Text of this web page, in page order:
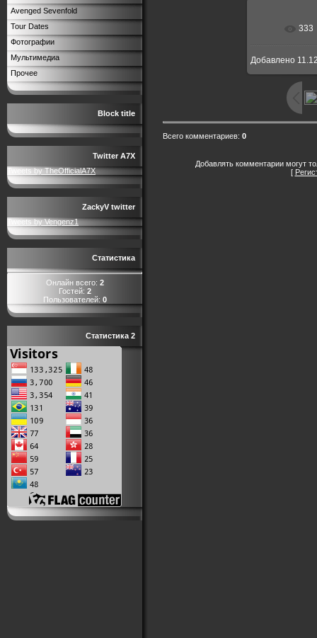
Avenged Sevenfold
Tour Dates
Фотографии
Мультимедиа
Прочее
Block title
Twitter A7X
Tweets by TheOfficialA7X
ZackyV twitter
Tweets by Vengenz1
Статистика
Онлайн всего: 2
Гостей: 2
Пользователей: 0
Статистика 2
333
Добавлено
Всего комментариев: 0
Добавлять комментарии могут
[